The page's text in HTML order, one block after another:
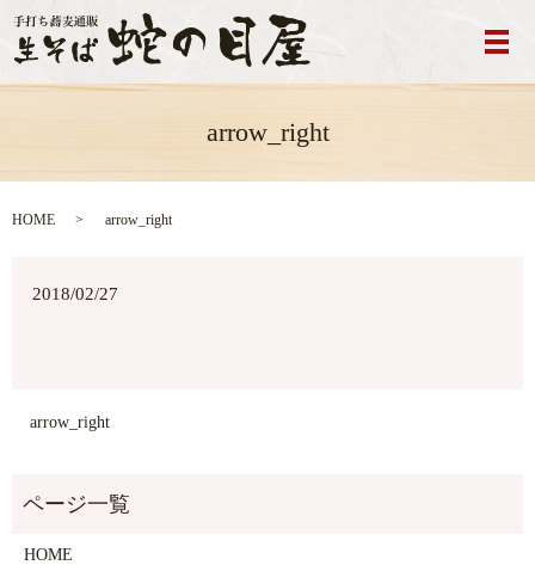
メ
arrow_right
HOME arrow_right
2018/02/27
arrow_right
HOME